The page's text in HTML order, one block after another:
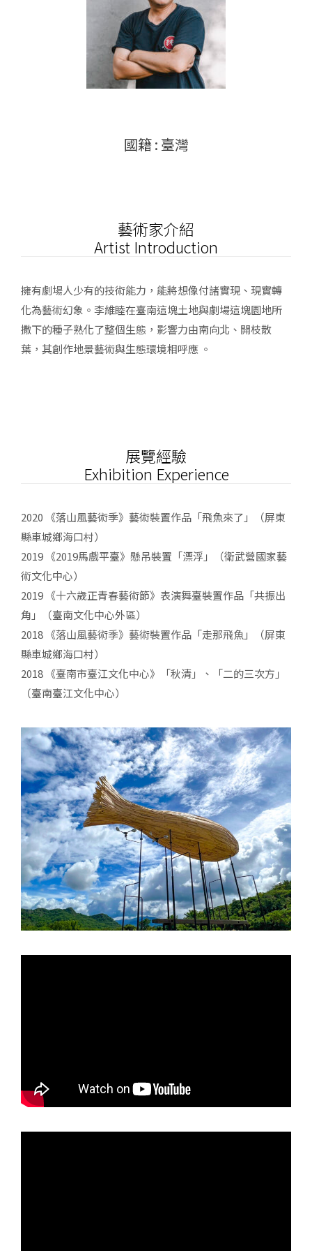
國籍 : 臺灣
藝術家介紹
Artist Introduction
擁有劇場人少有的技術能力，能將想像付諸實現、現實轉
化為藝術幻象。李維睦在臺南這塊土地與劇場這塊園地所
撒下的種子熟化了整個生態，影響力由南向北、開枝散
葉，其創作地景藝術與生態環境相呼應 。
展覽經驗
Exhibition Experience
2020 《落山風藝術季》藝術裝置作品「飛魚來了」（屏東
縣車城鄉海口村）
2019 《2019馬戲平臺》懸吊裝置「漂浮」（衛武營國家藝
術文化中心）
2019 《十六歲正青春藝術節》表演舞臺裝置作品「共振出
角」（臺南文化中心外區）
2018 《落山風藝術季》藝術裝置作品「走那飛魚」（屏東
縣車城鄉海口村）
2018 《臺南市臺江文化中心》「秋清」、「二的三次方」
（臺南臺江文化中心）